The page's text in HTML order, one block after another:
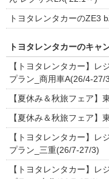
トヨタレンタカーのZE3
トヨタレンタカーのキャ
【トヨタレンタカー】レ
プラン_商用車A(26/4-27/
【夏休み＆秋旅フェア
【夏休み＆秋旅フェア
【トヨタレンタカー】レ
プラン_三重(26/7-27/3)
【トヨタレンタカー】レ